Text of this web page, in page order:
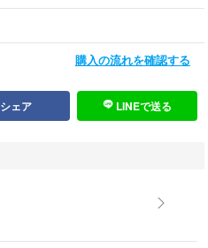
購入の流れを確認する
シェア LINEで送る